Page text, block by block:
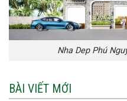
Nha Dep Phú
BÀI VIẾT MỚI